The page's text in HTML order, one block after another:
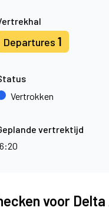
Departures 1
Vertrokken
vertrektijd
voor